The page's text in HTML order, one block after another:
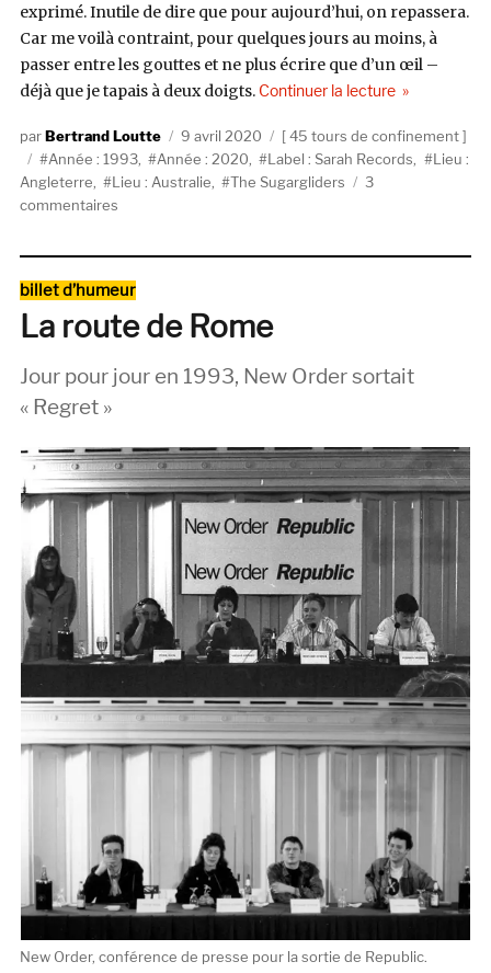
exprimé. Inutile de dire que pour aujourd’hui, on repassera.
Car me voilà contraint, pour quelques jours au moins, à
passer entre les gouttes et ne plus écrire que d’un œil –
déjà que je tapais à deux doigts. Continuer la lecturede « #22 :
AuteurBertrand Loutte
Publié
le
9 avril 2020 Catégories
45 tours de confinement
Étiquettes
Année : 1993, Année : 2020 Label : Sarah Records
Lieu :
Angleterre
Lieu : Australie The Sugargliders
3
commentairessur
Sugargliders,
Ahprahran
(Sarah
1993)
Catégories
billet d’humeur
La route de Rome
Jour pour jour en 1993, New Order sortait
« Regret »
New Order, conférence de presse pour la sortie de Republic.